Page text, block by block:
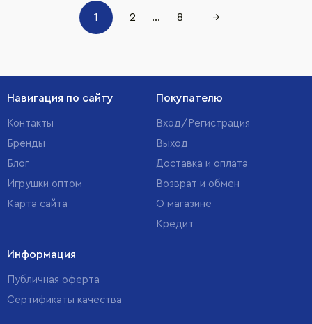
1 2 ... 8 →
Навигация по сайту
Контакты
Бренды
Блог
Игрушки оптом
Карта сайта
Покупателю
Вход/Регистрация
Выход
Доставка и оплата
Возврат и обмен
О магазине
Кредит
Информация
Публичная оферта
Сертификаты качества